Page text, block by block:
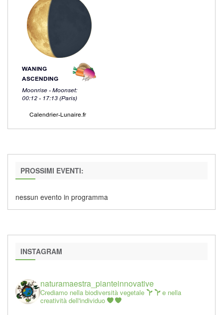
PROSSIMI EVENTI:
nessun evento in programma
INSTAGRAM
naturamaestra_pianteinnovative
Crediamo nella biodiversità vegetale
e nella
creatività dell'individuo